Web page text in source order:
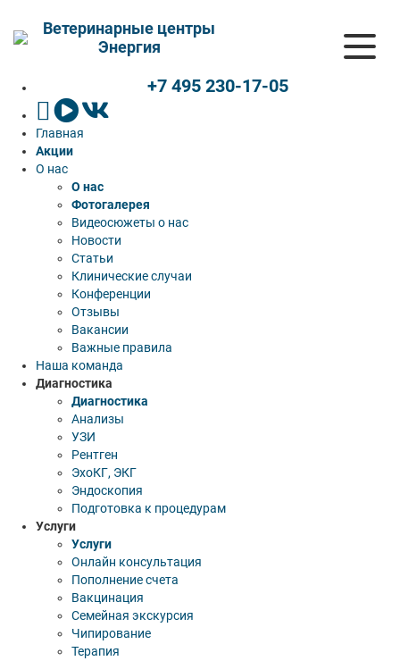
Ветеринарные центры
Энергия
+7 495 230-17-05
Главная
Акции
О нас
О нас
Фотогалерея
Видеосюжеты о нас
Новости
Статьи
Клинические случаи
Конференции
Отзывы
Вакансии
Важные правила
Наша команда
Диагностика
Диагностика
Анализы
УЗИ
Рентген
ЭхоКГ, ЭКГ
Эндоскопия
Подготовка к процедурам
Услуги
Услуги
Онлайн консультация
Пополнение счета
Вакцинация
Семейная экскурсия
Чипирование
Терапия